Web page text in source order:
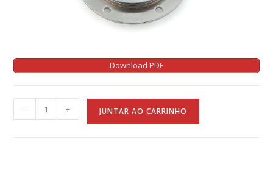
Download PDF
- + JUNTAR AO CARRINHO